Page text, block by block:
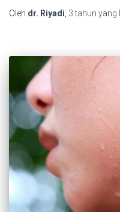
Oleh dr. Riyadi 3 tahun yang